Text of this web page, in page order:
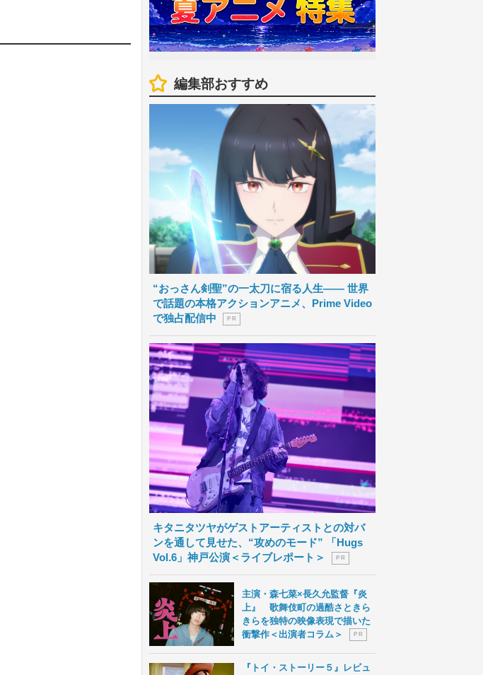
編集部おすすめ
“おっさん剣聖”の一太刀に宿る人生―― 世界
で話題の本格アクションアニメ、Prime Video
で独占配信中
P R
キタニタツヤがゲストアーティストとの対バ
ンを通して見せた、“攻めのモード” 「Hugs
Vol.6」神戸公演＜ライブレポート＞
P R
主演・森七菜×長久允監督『炎
上』 歌舞伎町の過酷さときら
きらを独特の映像表現で描いた
衝撃作＜出演者コラム＞
P R
『トイ・ストーリー５』レビュ